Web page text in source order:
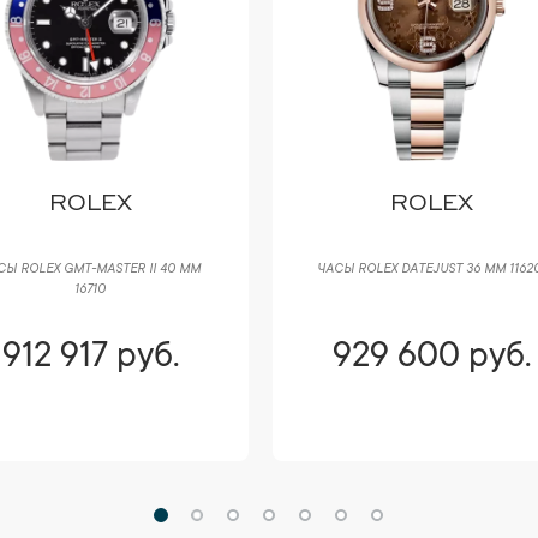
ROLEX
ROLEX DATEJUST 36 ММ 116201
929 600 руб.
HUBLOT
ЧАСЫ HUBLOT SPIRIT OF BIG
929 600 руб.